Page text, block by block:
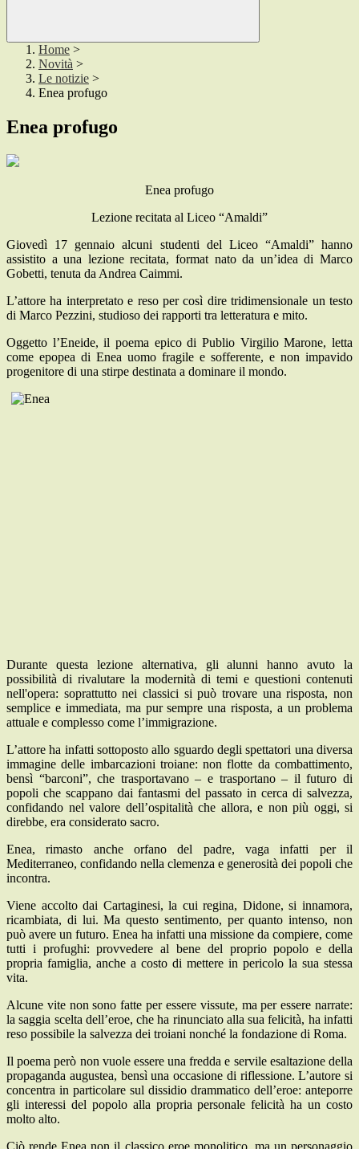
Home >
Novità >
Le notizie >
Enea profugo
Enea profugo
Enea profugo
Lezione recitata al Liceo “Amaldi”
Giovedì 17 gennaio alcuni studenti del Liceo “Amaldi” hanno
assistito a una lezione recitata, format nato da un’idea di Marco
Gobetti, tenuta da Andrea Caimmi.
L’attore ha interpretato e reso per così dire tridimensionale un testo
di Marco Pezzini, studioso dei rapporti tra letteratura e mito.
Oggetto l’Eneide, il poema epico di Publio Virgilio Marone, letta
come epopea di Enea uomo fragile e sofferente, e non impavido
progenitore di una stirpe destinata a dominare il mondo.
Durante questa lezione alternativa, gli alunni hanno avuto la
possibilità di rivalutare la modernità di temi e questioni contenuti
nell'opera: soprattutto nei classici si può trovare una risposta, non
semplice e immediata, ma pur sempre una risposta, a un problema
attuale e complesso come l’immigrazione.
L’attore ha infatti sottoposto allo sguardo degli spettatori una diversa
immagine delle imbarcazioni troiane: non flotte da combattimento,
bensì “barconi”, che trasportavano – e trasportano – il futuro di
popoli che scappano dai fantasmi del passato in cerca di salvezza,
confidando nel valore dell’ospitalità che allora, e non più oggi, si
direbbe, era considerato sacro.
Enea, rimasto anche orfano del padre, vaga infatti per il
Mediterraneo, confidando nella clemenza e generosità dei popoli che
incontra.
Viene accolto dai Cartaginesi, la cui regina, Didone, si innamora,
ricambiata, di lui. Ma questo sentimento, per quanto intenso, non
può avere un futuro. Enea ha infatti una missione da compiere, come
tutti i profughi: provvedere al bene del proprio popolo e della
propria famiglia, anche a costo di mettere in pericolo la sua stessa
vita.
Alcune vite non sono fatte per essere vissute, ma per essere narrate:
la saggia scelta dell’eroe, che ha rinunciato alla sua felicità, ha infatti
reso possibile la salvezza dei troiani nonché la fondazione di Roma.
Il poema però non vuole essere una fredda e servile esaltazione della
propaganda augustea, bensì una occasione di riflessione. L’autore si
concentra in particolare sul dissidio drammatico dell’eroe: anteporre
gli interessi del popolo alla propria personale felicità ha un costo
molto alto.